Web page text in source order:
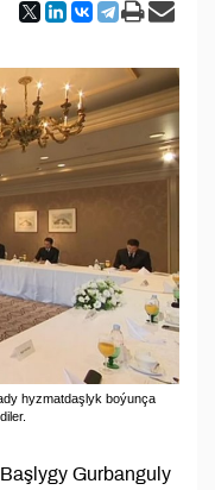
hyzmatdaşlyk boýunça
Gurbanguly